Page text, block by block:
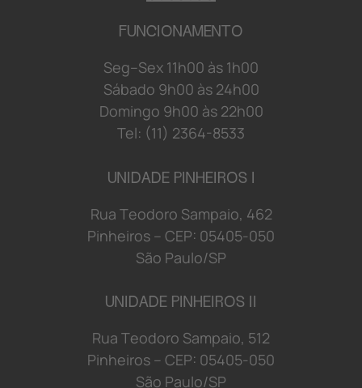
FUNCIONAMENTO
Seg–Sex 11h00 às 1h00
Sábado 9h00 às 24h00
Domingo 9h00 às 22h00
Tel: (11) 2364-8533
UNIDADE PINHEIROS I
Rua Teodoro Sampaio, 462
Pinheiros – CEP: 05405-050
São Paulo/SP
UNIDADE PINHEIROS II
Rua Teodoro Sampaio, 512
Pinheiros – CEP: 05405-050
São Paulo/SP